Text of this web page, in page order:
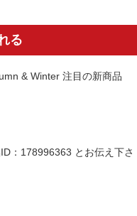
る
：178996363 とお伝え下さ